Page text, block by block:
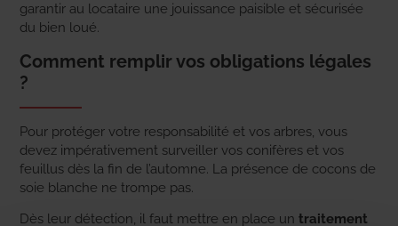
garantir au locataire une jouissance paisible et sécurisée
du bien loué.
Comment remplir vos obligations légales
?
Pour protéger votre responsabilité et vos arbres, vous
devez impérativement surveiller vos conifères et vos
feuillus dès la fin de l’automne. La présence de cocons de
soie blanche ne trompe pas.
Dès leur détection, il faut mettre en place un traitement